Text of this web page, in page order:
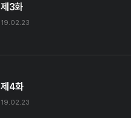
제3화
19.02.23
제4화
19.02.23